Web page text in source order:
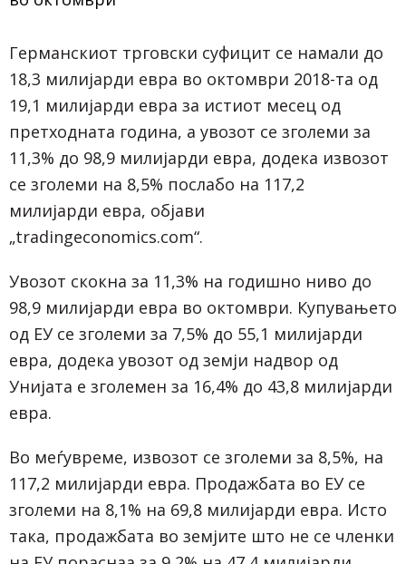
Германскиот трговски суфицит се намали до
18,3 милијарди евра во октомври 2018-та од
19,1 милијарди евра за истиот месец од
претходната година, а увозот се зголеми за
11,3% до 98,9 милијарди евра, додека извозот
се зголеми на 8,5% послабо на 117,2
милијарди евра, објави
„tradingeconomics.com“.
Увозот скокна за 11,3% на годишно ниво до
98,9 милијарди евра во октомври. Купувањето
од ЕУ се зголеми за 7,5% до 55,1 милијарди
евра, додека увозот од земји надвор од
Унијата е зголемен за 16,4% до 43,8 милијарди
евра.
Во меѓувреме, извозот се зголеми за 8,5%, на
117,2 милијарди евра. Продажбата во ЕУ се
зголеми на 8,1% на 69,8 милијарди евра. Исто
така, продажбата во земјите што не се членки